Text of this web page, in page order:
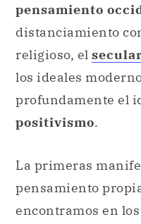
pensamiento
distanciamiento
religioso, el
los ideales
profundamente el
positivismo.
La primeras
pensamiento
encontramos en